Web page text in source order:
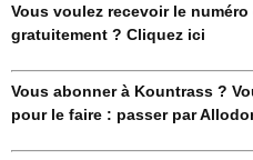
Vous voulez recevoir le
gratuitement ? Cliquez ici
Vous abonner à Kountrass ?
pour le faire : passer par